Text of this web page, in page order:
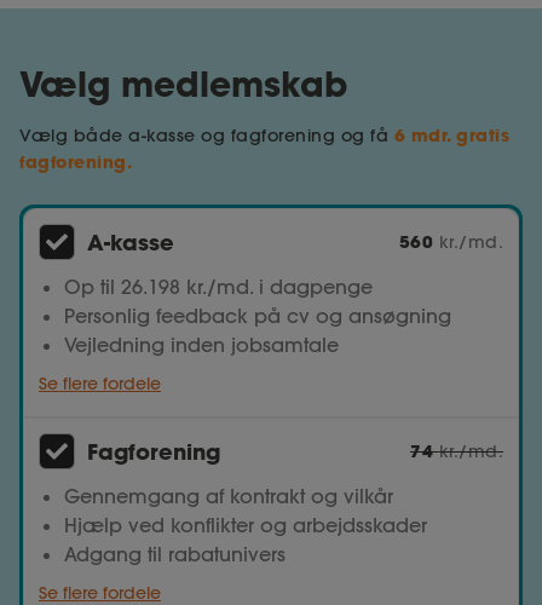
Vælg medlemskab
Vælg både a-kasse og fagforening og få 6 mdr. gratis
fagforening.
A-kasse 560 kr./md.
Op til 26.198 kr./md. i dagpenge
Personlig feedback på cv og ansøgning
Vejledning inden jobsamtale
Se flere fordele
Fagforening 74kr./md.
Gennemgang af kontrakt og vilkår
Hjælp ved konflikter og arbejdsskader
Adgang til rabatunivers
Se flere fordele